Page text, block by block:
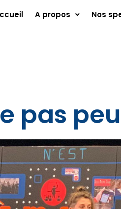
A propos Nos
pas